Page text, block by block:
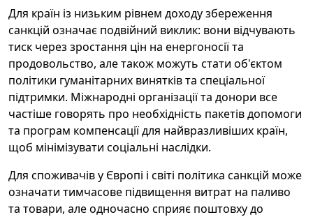
Для країн із низьким рівнем доходу збереження
санкцій означає подвійний виклик: вони відчувають
тиск через зростання цін на енергоносії та
продовольство, але також можуть стати об'єктом
політики гуманітарних винятків та спеціальної
підтримки. Міжнародні організації та донори все
частіше говорять про необхідність пакетів допомоги
та програм компенсації для найвразливіших країн,
щоб мінімізувати соціальні наслідки.
Для споживачів у Європі і світі політика санкцій може
означати тимчасове підвищення витрат на паливо
та товари, але одночасно сприяє поштовху до